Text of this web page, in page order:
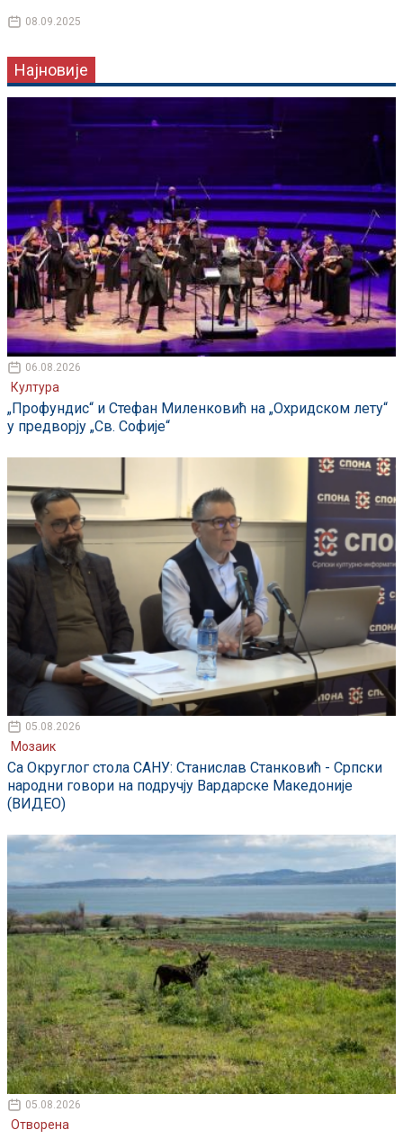
08.09.2025
Најновије
06.08.2026
Култура
„Профундис“ и Стефан Миленковић на „Охридском лету“
у предворју „Св. Софије“
05.08.2026
Мозаик
Са Округлог стола САНУ: Станислав Станковић - Српски
народни говори на подручју Вардарске Македоније
(ВИДЕО)
05.08.2026
Отворена